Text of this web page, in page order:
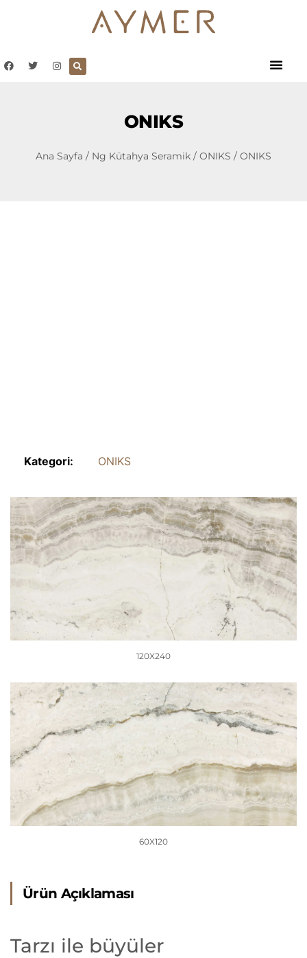
ONIKS
Ana Sayfa / Ng Kütahya Seramik / ONIKS / ONIKS
Kategori: ONIKS
120X240
60X120
Ürün Açıklaması
Tarzı ile büyüler